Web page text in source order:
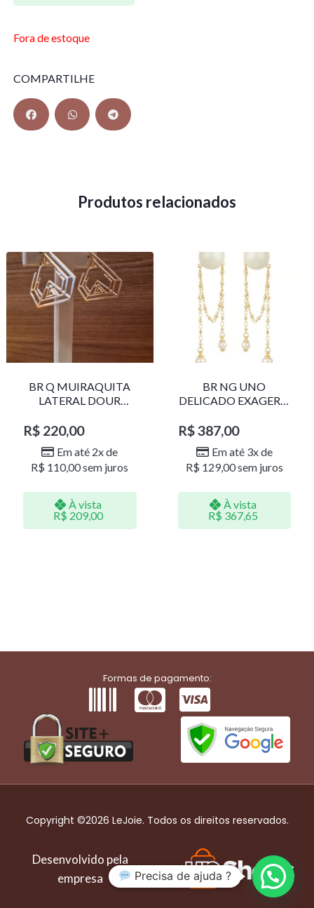
Fora de estoque
COMPARTILHE
Produtos relacionados
BR Q MUIRAQUITA
LATERAL DOUR
R$ 220,00
Em até 2x de
R$ 110,00sem juros
À vista
R$ 209,00
BR NG UNO
DELICADO EXAGERO
R$387,00
Em até 3x de
R$ 129,00sem juros
À vista
R$ 367,65
Formas de pagamento:
Copyright ©2026 LeJoie. Todos os direitos reservados.
Desenvolvido pela
empresa
Precisa de ajuda ?